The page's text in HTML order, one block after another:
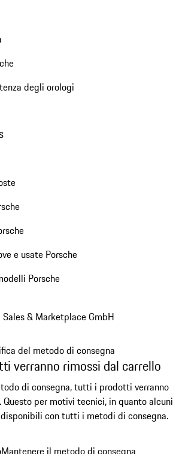
degli orologi
e usate Porsche
Porsche
& Marketplace GmbH
del metodo di consegna
verranno rimossi dal carrello
di consegna, tutti i prodotti verranno
Questo per motivi tecnici, in quanto alcuni
con tutti i metodi di consegna.